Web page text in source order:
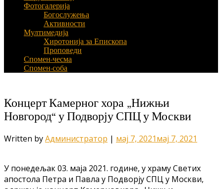
Фотогалерија
Богослужења
Активности
Мултимедија
Хиротонија за Епископа
Проповеди
Спомен-чесма
Спомен-соба
Концерт Камерног хора „Нижњи
Новгород“ у Подворју СПЦ у Москви
Written byАдминистратор | мај 7, 2021мај 7, 2021
У понедељак 03. маја 2021. године, у храму Светих
апостола Петра и Павла у Подворју СПЦ у Москви,